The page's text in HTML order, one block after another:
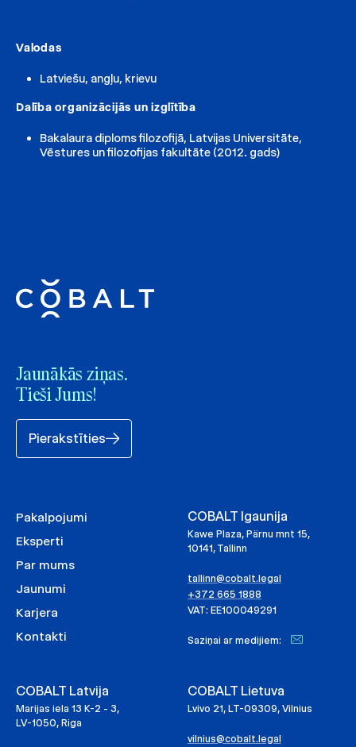
Valodas
Latviešu, angļu, krievu
Dalība organizācijās un izglītība
Bakalaura diploms filozofijā, Latvijas Universitāte,
Vēstures un filozofijas fakultāte (2012. gads)
Jaunākās ziņas.
Tieši Jums!
Pierakstīties
Pakalpojumi
Eksperti
Par mums
Jaunumi
Karjera
Kontakti
COBALT Igaunija
Kawe Plaza, Pärnu mnt 15,
10141, Tallinn
tallinn@cobalt.legal
+372 665 1888
VAT: EE100049291
Saziņai ar medijiem:
COBALT Latvija
Marijas iela 13 K-2 - 3,
LV-1050, Riga
COBALT Lietuva
Lvivo 21, LT-09309, Vilnius
vilnius@cobalt.legal